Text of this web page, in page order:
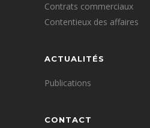
Contrats commerciaux
Contentieux des affaires
ACTUALITÉS
Publications
CONTACT